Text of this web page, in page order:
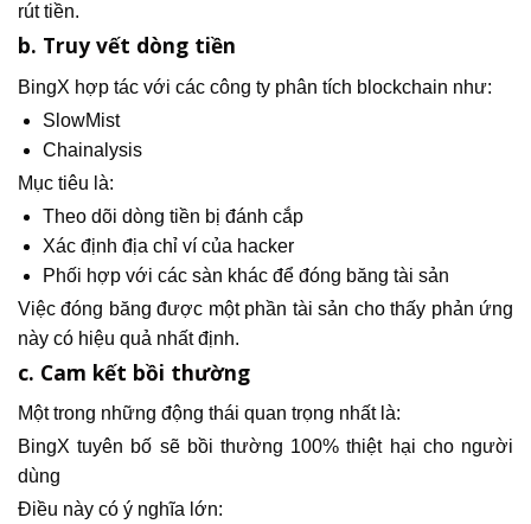
rút tiền.
b. Truy vết dòng tiền
BingX hợp tác với các công ty phân tích blockchain như:
SlowMist
Chainalysis
Mục tiêu là:
Theo dõi dòng tiền bị đánh cắp
Xác định địa chỉ ví của hacker
Phối hợp với các sàn khác để đóng băng tài sản
Việc đóng băng được một phần tài sản cho thấy phản ứng
này có hiệu quả nhất định.
c. Cam kết bồi thường
Một trong những động thái quan trọng nhất là:
BingX tuyên bố sẽ bồi thường 100% thiệt hại cho người
dùng
Điều này có ý nghĩa lớn: